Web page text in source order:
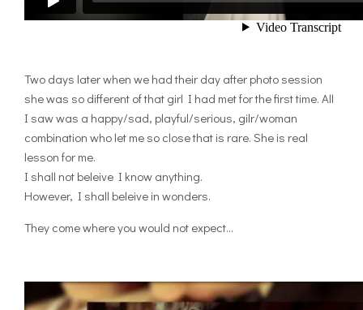
Two days later when we had their day after photo session
she was so different of that girl I had met for the first time. All
I saw was a happy/sad, playful/serious, gilr/woman
combination who let me so close that is rare. She is real
lesson for me.
I shall not beleive I know anything.
However, I shall beleive in wonders.
They come where you would not expect…